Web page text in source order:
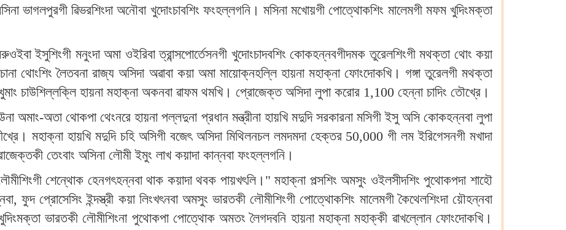
ভাগলপুরগী ৱিভরশিংদা অনৌবা খুদোংচাবশিং ফংহল্লগনি। মসিনা মখোয়গী পোত্থোকশিং মালেমগী মফম খুদিংমক্তা
ইসুশিংগী মনুংদা অমা ওইরিবা ত্রান্সপোর্তেসনগী খুদোংচাদবশিং কোকহন্নবগীদমক তুরেলশিংগী মথক্তা থোং কয়া
থোংশিং লৈতবনা রাজ্য অসিদা অৱাবা কয়া অমা মায়োক্নহল্লি হায়না মহাক্না ফোংদোকখি। গঙ্গা তুরেলগী মথক্তা
চাউশিল্লক্লি হায়না মহাক্না অকনবা ৱাফম থমখি। প্রোজেক্ত অসিদা লুপা করোর 1,100 হেন্না চাদিং তৌখ্রে।
অমাং-অতা থোকপা থেংনরে হায়না পল্লদুনা প্রধান মন্ত্রীনা হায়খি মদুদি সরকারনা মসিগী ইসু অসি কোকহন্নবা লুপা
মহাক্না হায়খি মদুদি চহি অসিগী বজেৎ অসিদা মিথিলনচল লমদমদা হেক্তর 50,000 গী লম ইরিগেসনগী মখাদা
তেংবাং অসিনা লৌমী ইমুং লাখ কয়াদা কান্নবা ফংহল্লগনি।
শেন্থোক হেনগৎহন্নবা থাক কয়াদা থবক পায়খৎলি।" মহাক্না পল্সশিং অমসুং ওইলসীদশিং পুথোকপদা শাহৌ
ফুদ প্রোসেসিং ইন্দস্ত্রী কয়া লিংখৎনবা অমসুং ভারতকী লৌমীশিংগী পোত্থোকশিং মালেমগী কৈথেলশিংদা য়ৌহন্নবা
ভারতকী লৌমীশিংনা পুথোকপা পোত্থোক অমতং লৈগদবনি হায়না মহাক্না মহাক্কী ৱাখল্লোন ফোংদোকখি।